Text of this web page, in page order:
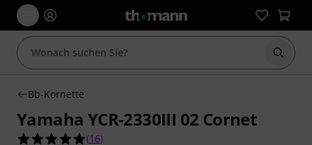
Suche
Bb-Kornette
Yamaha YCR-2330III 02 Cornet
4.9 von 5 Sternen aus 16 Kundenbewertungen
(16)